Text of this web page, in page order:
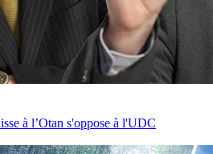
à l’Otan s'oppose à l'UDC